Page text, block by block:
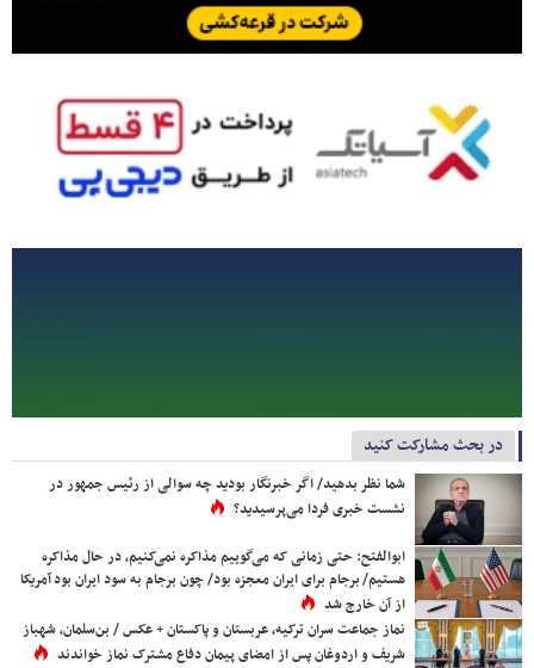
در بحث مشارکت کنید
شما نظر بدهید/ اگر خبرنگار بودید چه سوالی از رئیس جمهور در
نشست خبری فردا می‌پرسیدید؟
ابوالفتح: حتی زمانی که می‌گوییم مذاکره نمی‌کنیم، در حال مذاکره
هستیم/ برجام برای ایران معجزه بود/ چون برجام به سود ایران بود آمریکا
از آن خارج شد
نماز جماعت سران ترکیه، عربستان و پاکستان + عکس / بن‌سلمان، شهباز
شریف و اردوغان پس از امضای پیمان دفاع مشترک نماز خواندند